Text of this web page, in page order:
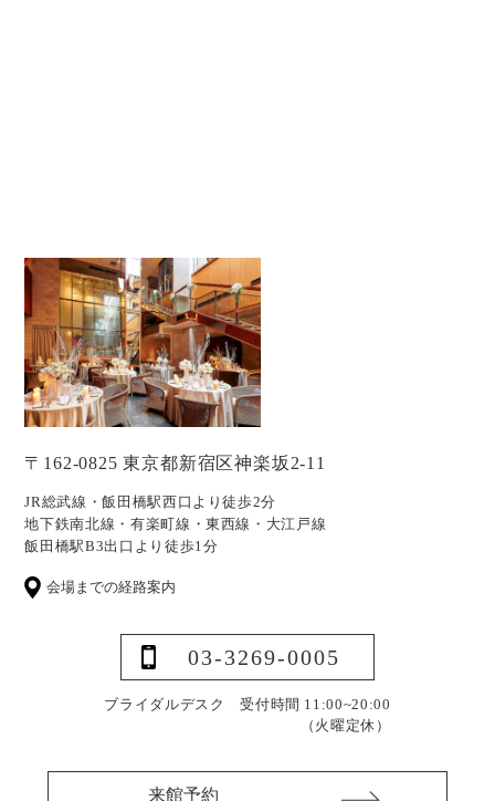
〒162-0825 東京都新宿区神楽坂2-11
JR総武線・飯田橋駅西口より徒歩2分
地下鉄南北線・有楽町線・東西線・大江戸線
飯田橋駅B3出口より徒歩1分
会場までの経路案内
03-3269-0005
ブライダルデスク 受付時間 11:00~20:00
（火曜定休）
来館予約